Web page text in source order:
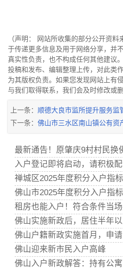
（声明： 网站所收集的部分公开资
于传递更多信息及用于网络分享，并
真实性负责，也不构成任何其他建议
投稿和发布、编辑整理上传，对此类
为其版权负责。如果您发现网站上有
与我们取得联系，我们会及时修改或删
上一条： 顺德大良市监所提升服务监
下一条： 佛山市三水区南山镇公有资
最新通告！原肇庆9村村民换
入户登记即将启动，请积极
禅城区2025年度积分入户指
佛山市2025年度积分入户指
租房也能入户！符合条件当场
佛山实施新政后，居住半年以
佛山户籍新政实施首月，申
佛山迎来新市民入户高峰
佛山入户新政解答：持有公